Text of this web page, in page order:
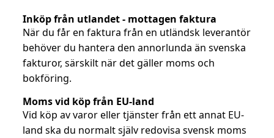
Inköp från utlandet - mottagen faktura
När du får en faktura från en utländsk leverantör
behöver du hantera den annorlunda än svenska
fakturor, särskilt när det gäller moms och
bokföring.
Moms vid köp från EU-land
Vid köp av varor eller tjänster från ett annat EU-
land ska du normalt själv redovisa svensk moms